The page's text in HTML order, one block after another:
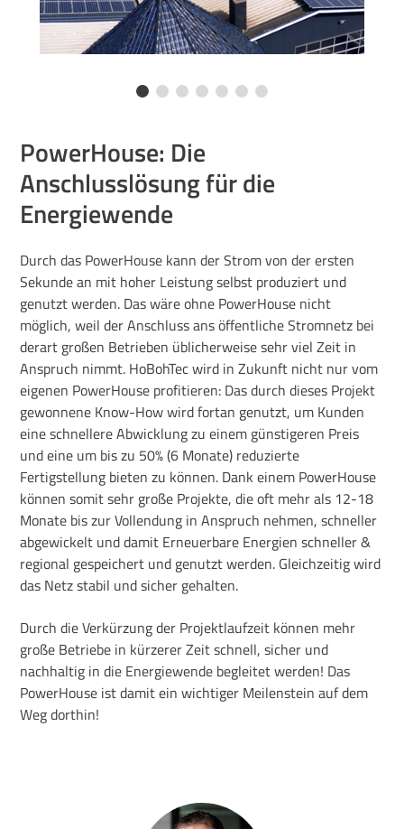
PowerHouse: Die
Anschlusslösung für die
Energiewende
Durch das PowerHouse kann der Strom von der ersten
Sekunde an mit hoher Leistung selbst produziert und
genutzt werden. Das wäre ohne PowerHouse nicht
möglich, weil der Anschluss ans öffentliche Stromnetz bei
derart großen Betrieben üblicherweise sehr viel Zeit in
Anspruch nimmt. HoBohTec wird in Zukunft nicht nur vom
eigenen PowerHouse profitieren: Das durch dieses Projekt
gewonnene Know-How wird fortan genutzt, um Kunden
eine schnellere Abwicklung zu einem günstigeren Preis
und eine um bis zu 50% (6 Monate) reduzierte
Fertigstellung bieten zu können. Dank einem PowerHouse
können somit sehr große Projekte, die oft mehr als 12-18
Monate bis zur Vollendung in Anspruch nehmen, schneller
abgewickelt und damit Erneuerbare Energien schneller &
regional gespeichert und genutzt werden. Gleichzeitig wird
das Netz stabil und sicher gehalten.
Durch die Verkürzung der Projektlaufzeit können mehr
große Betriebe in kürzerer Zeit schnell, sicher und
nachhaltig in die Energiewende begleitet werden! Das
PowerHouse ist damit ein wichtiger Meilenstein auf dem
Weg dorthin!